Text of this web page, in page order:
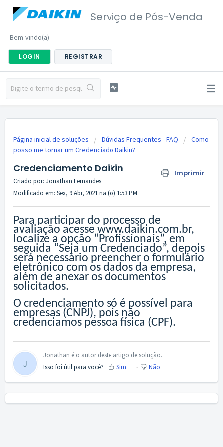
Serviço de Pós-Venda
Bem-vindo(a)
LOGIN REGISTRAR
Página inicial de soluções Dúvidas Frequentes - FAQ
Como
posso me tornar um Credenciado Daikin?
Credenciamento Daikin Imprimir
Criado por: Jonathan Fernandes
Modificado em: Sex, 9 Abr, 2021 na (o) 1:53 PM
Para participar do processo de
avaliação acesse www.daikin.com.br,
localize a opção “Profissionais”, em
seguida “Seja um Credenciado”, depois
será necessário preencher o formulário
eletrônico com os dados da empresa,
além de anexar os documentos
solicitados.
O credenciamento só é possível para
empresas (CNPJ), pois não
credenciamos pessoa física (CPF).
J
Jonathan é o autor deste artigo de solução.
Isso foi útil para você?
Sim Não